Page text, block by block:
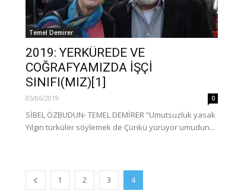
Temel Demirer
2019: YERKÜREDE VE
COĞRAFYAMIZDA İŞÇİ
SINIFI(MIZ)[1]
05/06/2019 0
SİBEL ÖZBUDUN- TEMEL DEMİRER “Umutsuzluk yasak
Yılgın türküler söylemek de Çünkü yürüyor umudun...
1 2 3 4